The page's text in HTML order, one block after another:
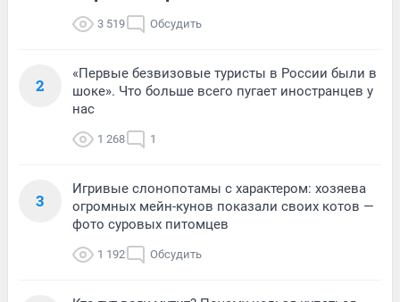
3 519 Обсудить
2
«Первые безвизовые туристы в России были в
шоке». Что больше всего пугает иностранцев у
нас
1 268 1
3
Игривые слонопотамы с характером: хозяева
огромных мейн-кунов показали своих котов —
фото суровых питомцев
1 192 Обсудить